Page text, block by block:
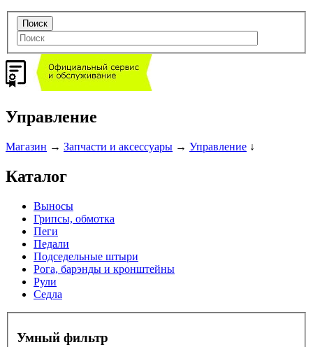
Управление
Магазин → Запчасти и аксессуары → Управление ↓
Каталог
Выносы
Грипсы, обмотка
Пеги
Педали
Подседельные штыри
Рога, барэнды и кронштейны
Рули
Седла
Умный фильтр